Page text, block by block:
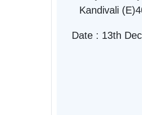
Kandivali
Date : 13th